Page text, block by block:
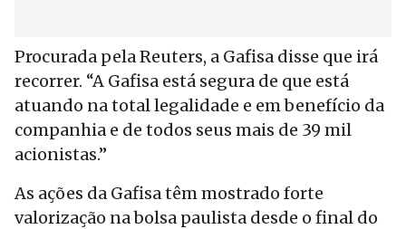
Procurada pela Reuters, a Gafisa disse que irá
recorrer. “A Gafisa está segura de que está
atuando na total legalidade e em benefício da
companhia e de todos seus mais de 39 mil
acionistas.”
As ações da Gafisa têm mostrado forte
valorização na bolsa paulista desde o final do